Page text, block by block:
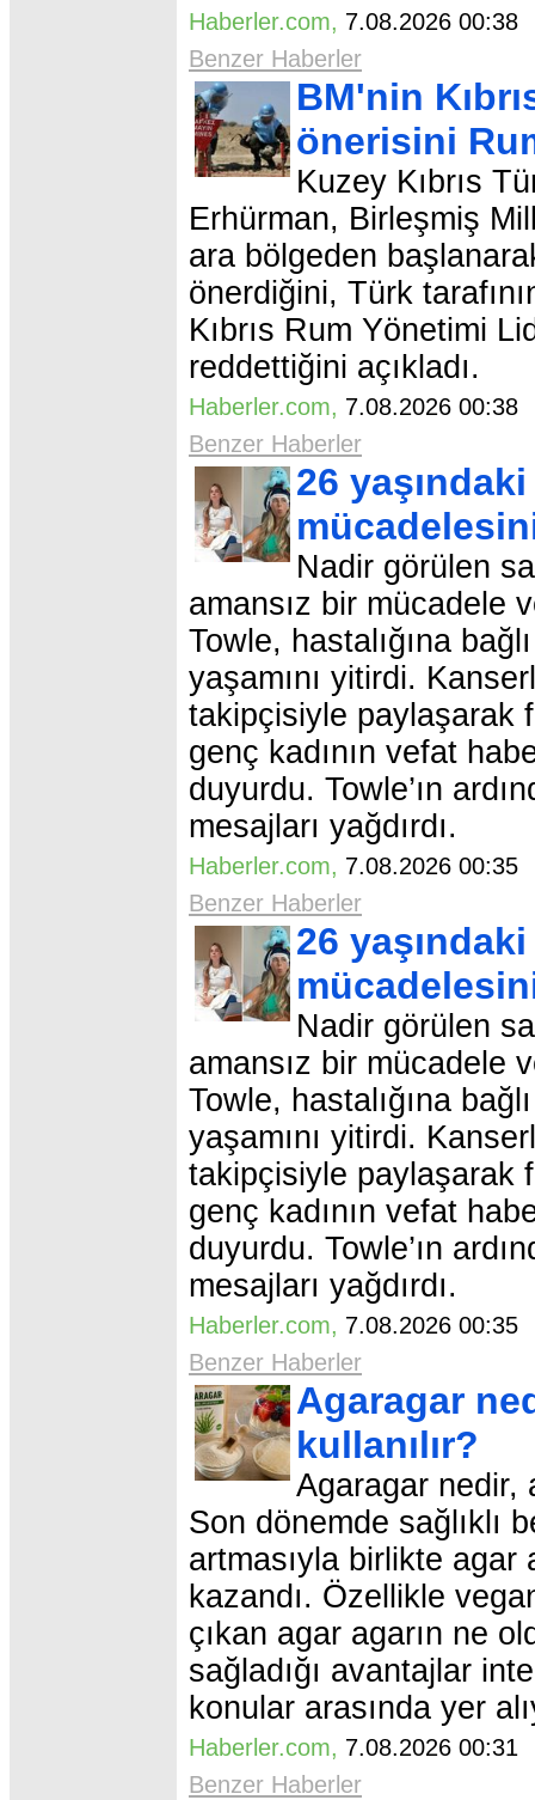
Haberler.com, 7.08.2026
Benzer Haberler
BM'nin
önerisini
Kuzey Kıbrıs
Erhürman, Birleşmiş
ara bölgeden başlanarak
önerdiğini, Türk
Kıbrıs Rum Yönetimi
reddettiğini açıkladı.
Haberler.com, 7.08.2026
Benzer Haberler
26
Nadir görülen
amansız bir mücadele
Towle, hastalığına
yaşamını yitirdi.
takipçisiyle paylaşarak
genç kadının vefat
duyurdu. Towle’ın
mesajları yağdırdı.
Haberler.com, 7.08.2026
Benzer Haberler
26
Nadir görülen
amansız bir mücadele
Towle, hastalığına
yaşamını yitirdi.
takipçisiyle paylaşarak
genç kadının vefat
duyurdu. Towle’ın
mesajları yağdırdı.
Haberler.com, 7.08.2026
Benzer Haberler
Agaragar
kullanılır?
Agaragar nedir,
Son dönemde sağlıklı
artmasıyla birlikte agar
kazandı. Özellikle
çıkan agar agarın ne
sağladığı avantajlar
konular arasında yer
Haberler.com, 7.08.2026
Benzer Haberler